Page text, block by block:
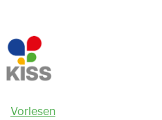
Vorlesen